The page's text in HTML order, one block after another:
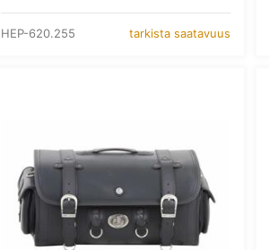
HEP-620.255 tarkista saatavuus